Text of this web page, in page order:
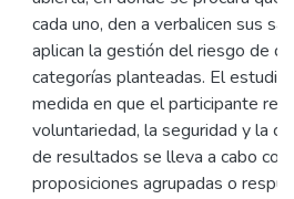
cada uno, den a verbalicen sus
aplican la gestión del riesgo de
categorías planteadas. El
medida en que el participante
voluntariedad, la seguridad y la
de resultados se lleva a cabo
proposiciones agrupadas o